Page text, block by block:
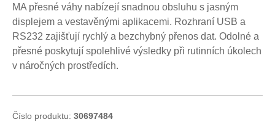
MA přesné váhy nabízejí snadnou obsluhu s jasným
displejem a vestavěnými aplikacemi. Rozhraní USB a
RS232 zajišťují rychlý a bezchybný přenos dat. Odolné a
přesné poskytují spolehlivé výsledky při rutinních úkolech
v náročných prostředích.
Číslo produktu: 30697484